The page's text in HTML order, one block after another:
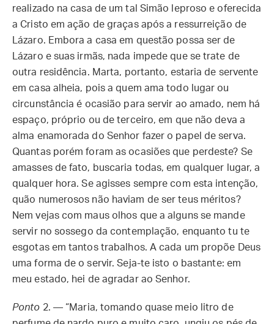
realizado na casa de um tal Simão leproso e oferecida
a Cristo em ação de graças após a ressurreição de
Lázaro. Embora a casa em questão possa ser de
Lázaro e suas irmãs, nada impede que se trate de
outra residência. Marta, portanto, estaria de servente
em casa alheia, pois a quem ama todo lugar ou
circunstância é ocasião para servir ao amado, nem há
espaço, próprio ou de terceiro, em que não deva a
alma enamorada do Senhor fazer o papel de serva.
Quantas porém foram as ocasiões que perdeste? Se
amasses de fato, buscaria todas, em qualquer lugar, a
qualquer hora. Se agisses sempre com esta intenção,
quão numerosos não haviam de ser teus méritos?
Nem vejas com maus olhos que a alguns se mande
servir no sossego da contemplação, enquanto tu te
esgotas em tantos trabalhos. A cada um propõe Deus
uma forma de o servir. Seja-te isto o bastante: em
meu estado, hei de agradar ao Senhor.
Ponto 2. — “Maria, tomando quase meio litro de